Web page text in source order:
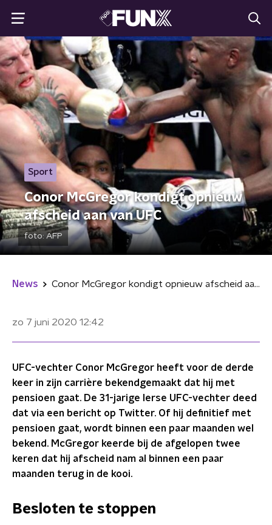
Sport
Conor McGregor kondigt opnieuw
afscheid aan van UFC
foto: AFP
News Conor McGregor kondigt opnieuw afscheid aan van UFC
zo 7 juni 2020 12:42
UFC-vechter Conor McGregor heeft voor de derde
keer in zijn carrière bekendgemaakt dat hij met
pensioen gaat. De 31-jarige Ierse UFC-vechter deed
dat via een bericht op Twitter. Of hij definitief met
pensioen gaat, wordt binnen een paar maanden wel
bekend. McGregor keerde bij de afgelopen twee
keren dat hij afscheid nam al binnen een paar
maanden terug in de kooi.
Besloten te stoppen